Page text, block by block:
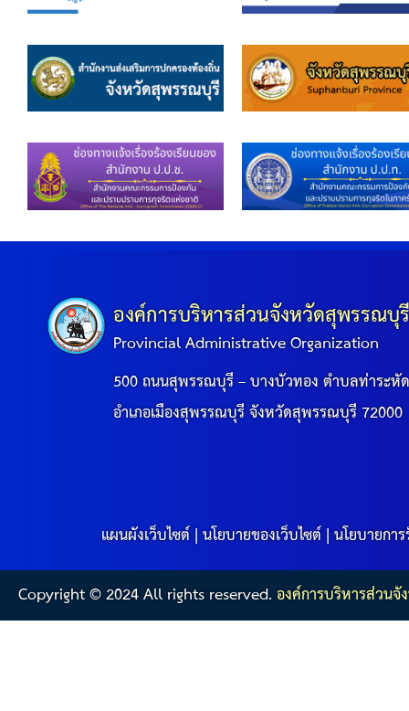
องค์การบริหารส่วนจังหวัดสุพรรณบุ
Provincial Administrative Organization
500 ถนนสุพรรณบุรี – บางบัวทอง ตำบลท่าระหั
อำเภอเมืองสุพรรณบุรี จังหวัดสุพรรณบุรี 72000
แผนผังเว็บไซต์|นโยบายของเว็บไซต์|นโยบายกา
Copyright © 2024 All rights reserved.องค์การบริหารส่วน